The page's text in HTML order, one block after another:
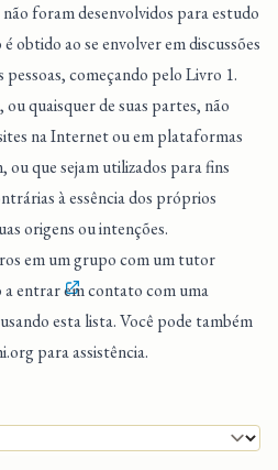
foram desenvolvidos para estudo
obtido ao se envolver em discussões
começando pelo Livro 1.
ou quaisquer de suas partes, não
na Internet ou em plataformas
ou que sejam utilizados para fins
à essência dos próprios
origens ou intenções.
em um grupo com um tutor
a entrarem contato com uma
esta lista. Você pode também
para assistência.